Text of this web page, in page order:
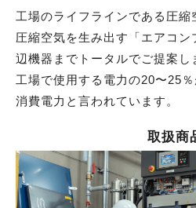
工場のライフラインである圧縮
圧縮空気を生み出す「エアコ
辺機器までトータルでご提案し
工場で使用する電力の20〜25
消費電力と言われています。
取扱商